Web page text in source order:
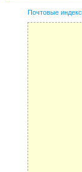
Почтовые